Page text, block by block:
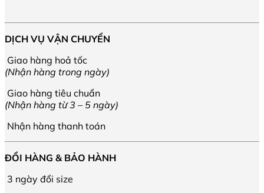
chọn
có
thể
được
chọn
trang
sản
DỊCH VỤ VẬN CHUYỂN
Giao hàng hoả tốc
(Nhận hàng trong ngày)
Giao hàng tiêu chuẩn
(Nhận hàng từ 3 – 5 ngày)
Nhận hàng thanh toán
ĐỔI HÀNG & BẢO HÀNH
3 ngày đổi size